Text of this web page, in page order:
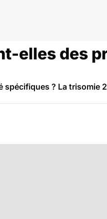
elles des
? La trisomie